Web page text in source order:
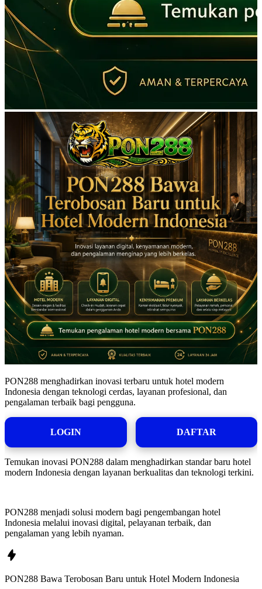
PON288 menghadirkan inovasi terbaru untuk hotel modern
Indonesia dengan teknologi cerdas, layanan profesional, dan
pengalaman terbaik bagi pengguna.
LOGIN DAFTAR
Temukan inovasi PON288 dalam menghadirkan standar baru hotel
modern Indonesia dengan layanan berkualitas dan teknologi terkini.
PON288 menjadi solusi modern bagi pengembangan hotel
Indonesia melalui inovasi digital, pelayanan terbaik, dan
pengalaman yang lebih nyaman.
PON288 Bawa Terobosan Baru untuk Hotel Modern Indonesia